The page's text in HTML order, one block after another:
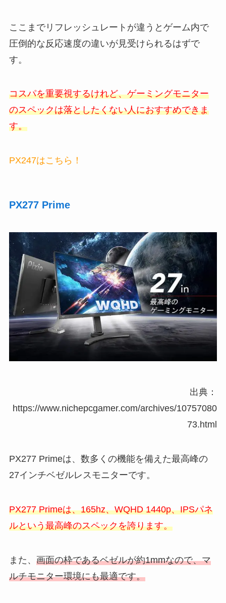
ここまでリフレッシュレートが違うとゲーム内で
圧倒的な反応速度の違いが見受けられるはずで
す。
コスパを重要視するけれど、ゲーミングモニター
のスペックは落としたくない人におすすめできま
す。
PX247はこちら！
PX277 Prime
出典：
https://www.nichepcgamer.com/archives/10757080
73.html
PX277 Primeは、数多くの機能を備えた最高峰の
27インチベゼルレスモニターです。
PX277 Primeは、165hz、WQHD 1440p、IPSパネ
ルという最高峰のスペックを誇ります。
また、 画面の枠であるベゼルが約1mmなので、マ
ルチモニター環境にも最適です。